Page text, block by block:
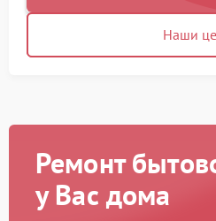
Наши
Ремонт
у Вас дома